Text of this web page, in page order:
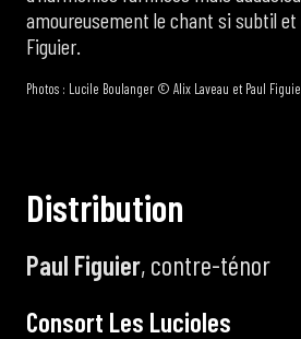
amoureusement le chant si subtil et
Figuier.
Photos : Lucile Boulanger © Alix Laveau et Paul
Distribution
Paul Figuier, contre-ténor
Consort Les Lucioles